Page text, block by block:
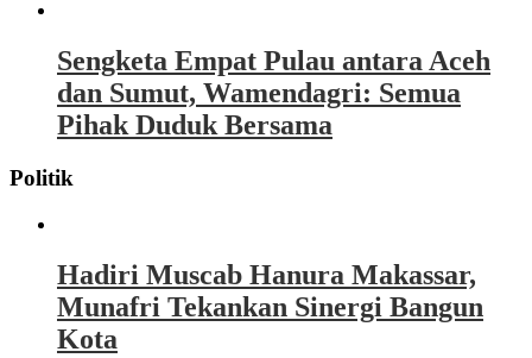
Sengketa Empat Pulau antara Aceh
dan Sumut, Wamendagri: Semua
Pihak Duduk Bersama
Politik
Hadiri Muscab Hanura Makassar,
Munafri Tekankan Sinergi Bangun
Kota